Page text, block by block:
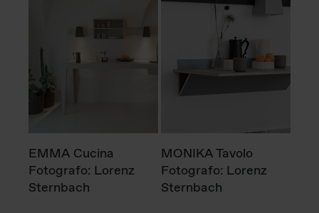
EMMA Cucina
Fotografo: Lorenz
Sternbach
MONIKA Tavolo
Fotografo: Lorenz
Sternbach